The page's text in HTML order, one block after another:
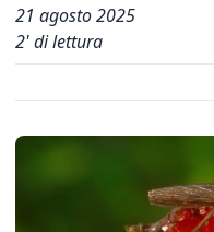
21 agosto 2025
2' di lettura